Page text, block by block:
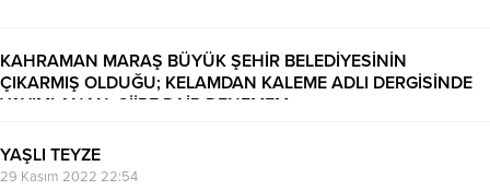
KAHRAMAN MARAŞ BÜYÜK ŞEHİR BELEDİYESİNİN
ÇIKARMIŞ OLDUĞU; KELAMDAN KALEME ADLI DERGİSİNDE
YAYIMLANAN; ŞİİRE DAİR DENEMEM
YAŞLI TEYZE
29 Kasım 2022 22:54